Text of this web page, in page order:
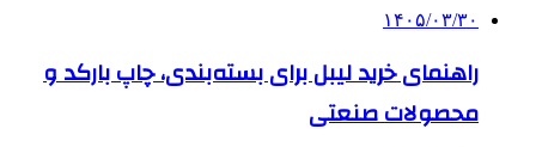
۱۴۰۵/۰۳/۳۰
راهنمای خرید لیبل برای بسته‌بندی، چاپ بارکد و
محصولات صنعتی